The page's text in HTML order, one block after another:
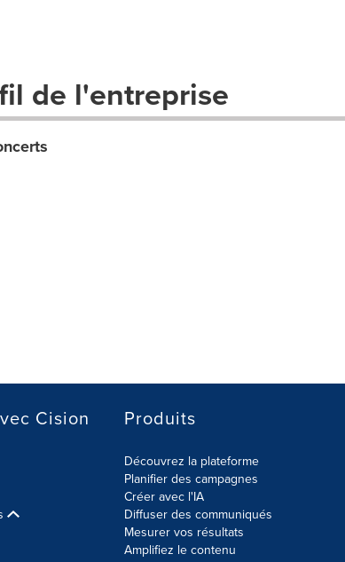
de l'entreprise
Cision Produits
Découvrez la plateforme
Planifier des campagnes
Créer avec l'IA
Diffuser des communiqués
Mesurer vos résultats
Amplifiez le contenu